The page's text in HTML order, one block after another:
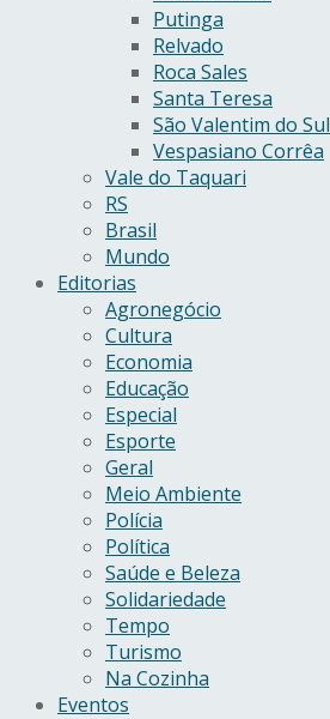
Putinga
Relvado
Roca Sales
Santa Teresa
São Valentim do Sul
Vespasiano Corrêa
Vale do Taquari
RS
Brasil
Mundo
Editorias
Agronegócio
Cultura
Economia
Educação
Especial
Esporte
Geral
Meio Ambiente
Polícia
Política
Saúde e Beleza
Solidariedade
Tempo
Turismo
Na Cozinha
Eventos